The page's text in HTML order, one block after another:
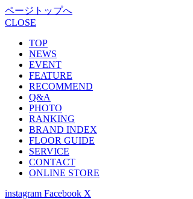
ページトップへ
CLOSE
TOP
NEWS
EVENT
FEATURE
RECOMMEND
Q&A
PHOTO
RANKING
BRAND INDEX
FLOOR GUIDE
SERVICE
CONTACT
ONLINE STORE
instagram Facebook X